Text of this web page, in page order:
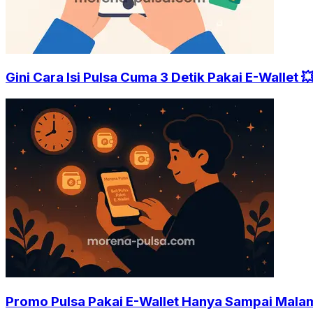
Gini Cara Isi Pulsa Cuma 3 Detik Pakai E-Wallet
Promo Pulsa Pakai E-Wallet Hanya Sampai